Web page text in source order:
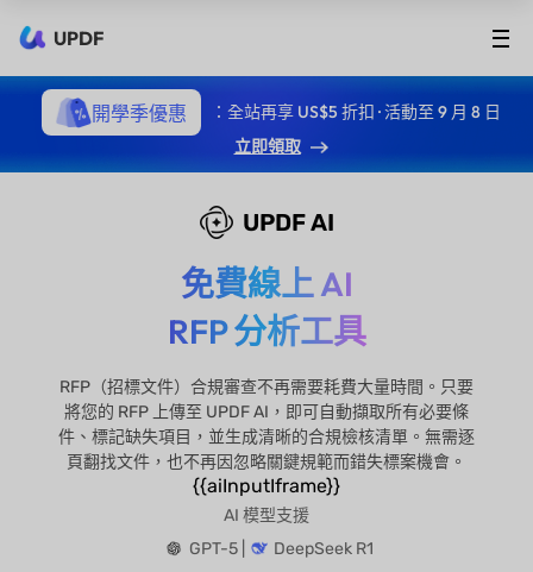
UPDF
開學季優惠
：全站再享 US$5 折扣 · 活動至 9 月 8 日
立即領取
UPDF AI
免費線上 AI
RFP 分析工具
RFP（招標文件）合規審查不再需要耗費大量時間。只要
將您的 RFP 上傳至 UPDF AI，即可自動擷取所有必要條
件、標記缺失項目，並生成清晰的合規檢核清單。無需逐
頁翻找文件，也不再因忽略關鍵規範而錯失標案機會。
{{aiInputIframe}}